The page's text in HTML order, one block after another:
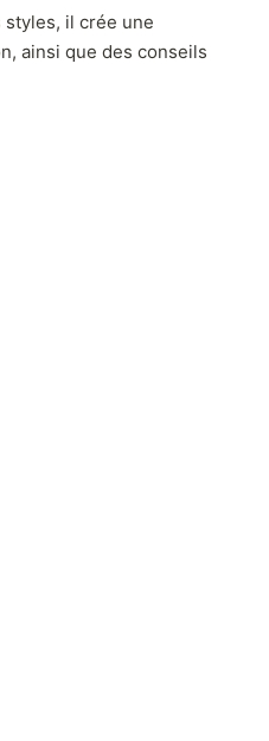
styles, il crée une
ainsi que des conseils